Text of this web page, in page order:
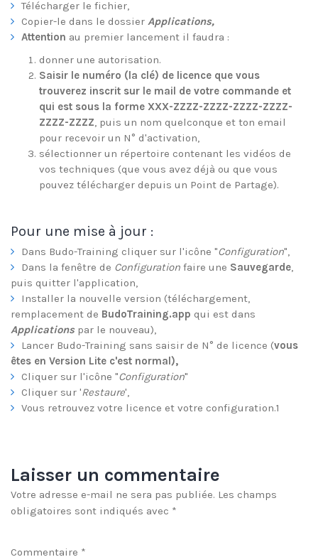
Télécharger le fichier,
Copier-le dans le dossier Applications,
Attention au premier lancement il faudra :
donner une autorisation.
Saisir le numéro (la clé) de licence que vous
trouverez inscrit sur le mail de votre commande et
qui est sous la forme XXX-ZZZZ-ZZZZ-ZZZZ-ZZZZ-
ZZZZ-ZZZZ, puis un nom quelconque et ton email
pour recevoir un N° d'activation,
sélectionner un répertoire contenant les vidéos de
vos techniques (que vous avez déjà ou que vous
pouvez télécharger depuis un Point de Partage).
Pour une mise à jour :
Dans Budo-Training cliquer sur l'icône "Configuration",
Dans la fenêtre de Configuration faire une Sauvegarde,
puis quitter l'application,
Installer la nouvelle version (téléchargement,
remplacement de BudoTraining.app qui est dans
Applicationspar le nouveau),
Lancer Budo-Training sans saisir de N° de licence (vous
êtes en Version Lite c'est normal),
Cliquer sur l'icône "Configuration"
Cliquer sur 'Restaure',
Vous retrouvez votre licence et votre configuration.1
Laisser un commentaire
Votre adresse e-mail ne sera pas publiée. Les champs
obligatoires sont indiqués avec *
Commentaire *